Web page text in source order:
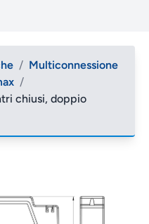
/ Multiconnessione
/
chiusi, doppio